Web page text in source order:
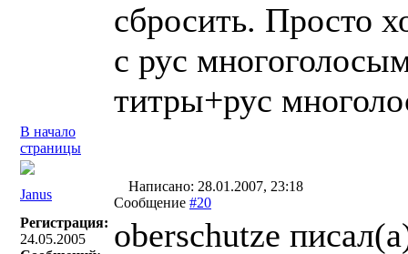
сбросить. Просто
с рус
титры+рус
В начало
страницы
Janus
Написано: 28.01.2007, 23:18
Сообщение #20
Регистрация:
24.05.2005
oberschutze